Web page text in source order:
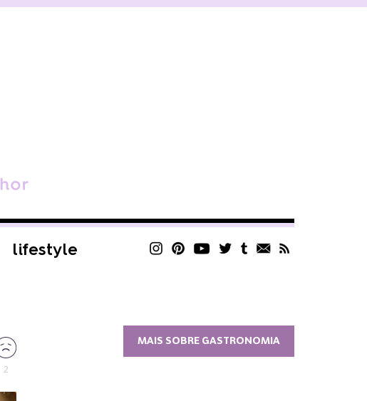
lifestyle
2
MAIS SOBRE GASTRONOMIA